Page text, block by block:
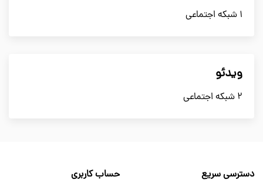
1 شبکه اجتماعی
ویدئو
2 شبکه اجتماعی
دسترسی سریع
حساب کاربری